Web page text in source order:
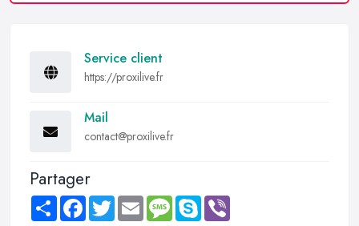
Service client
https://proxilive.fr
Mail
contact@proxilive.fr
Partager
Share FacebookTwitter Email MessageSkype